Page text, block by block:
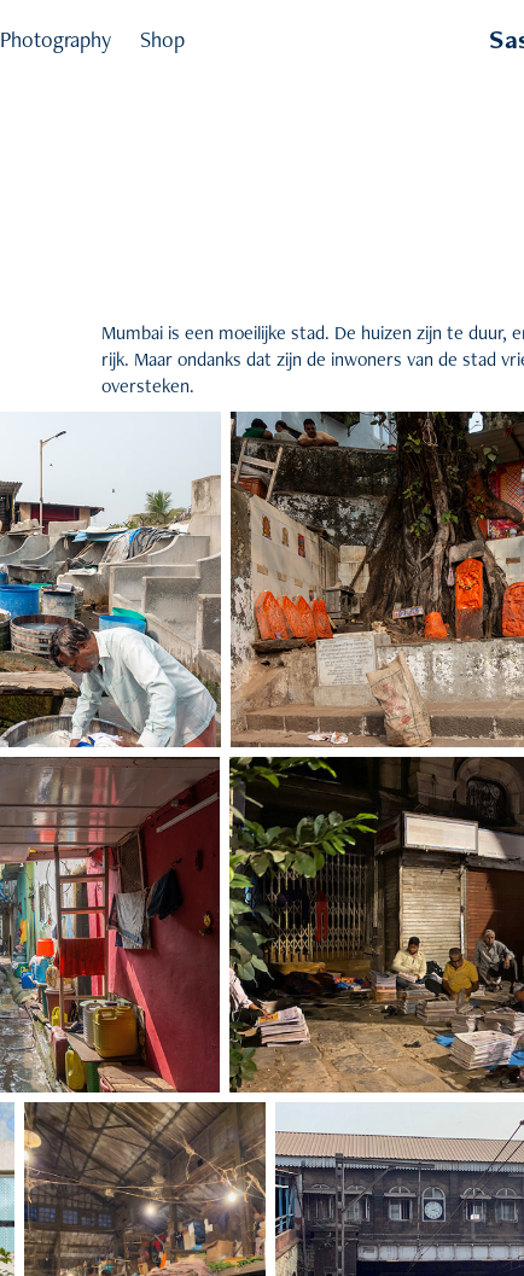
Photography Shop
Mumbai is een moeilijke stad. De huizen zijn te
rijk. Maar ondanks dat zijn de inwoners van de stad
oversteken.